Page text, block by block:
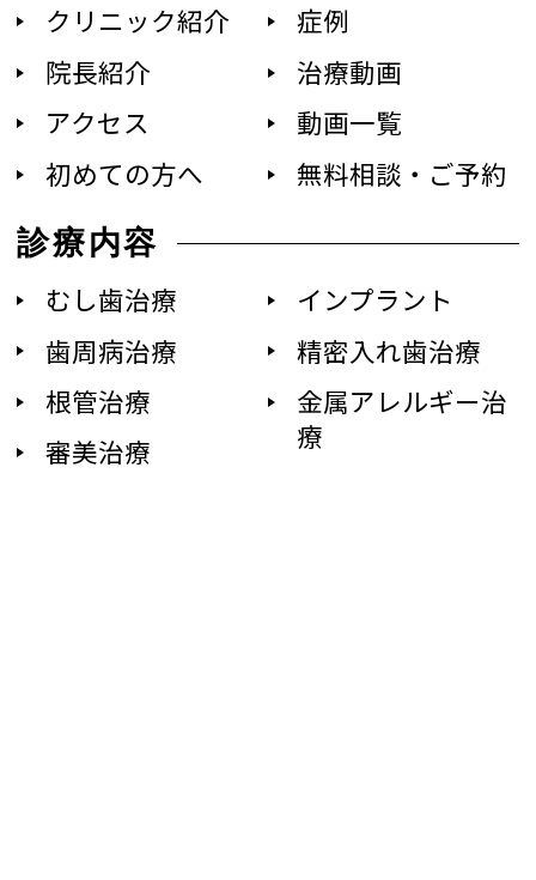
クリニック紹介
院長紹介
アクセス
初めての方へ
症例
治療動画
動画一覧
無料相談・ご予約
診療内容
むし歯治療
歯周病治療
根管治療
審美治療
インプラント
精密入れ歯治療
金属アレルギー治
療